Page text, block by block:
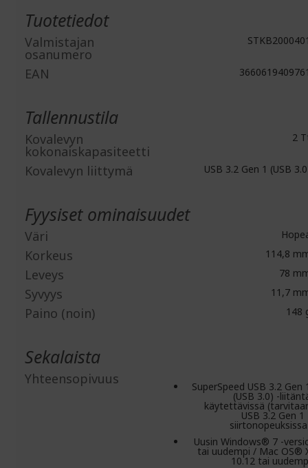
Tuotetiedot
Valmistajan
osanumero
EAN
Tallennustila
Kovalevyn
kokonaiskapasiteetti
2
Kovalevyn liittymä USB 3.2 Gen 1 (USB
Fyysiset ominaisuudet
Väri
Korkeus 114,8
Leveys 78
Syvyys 11,7
Paino (noin) 148
Sekalaista
Yhteensopivuus SuperSpeed USB 3.2 Gen
(USB 3.0) -
käytettävissä
USB 3.2 Gen 1
Uusin Windows® 7 -
tai uudempi / Mac OS®
10.12 tai